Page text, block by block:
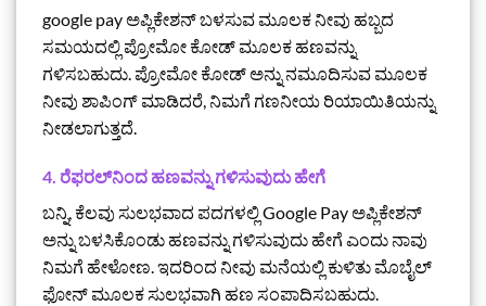
google pay ಅಪ್ಲಿಕೇಶನ್ ಬಳಸುವ ಮೂಲಕ ನೀವು ಹಬ್ಬದ
ಸಮಯದಲ್ಲಿ ಪ್ರೋಮೋ ಕೋಡ್ ಮೂಲಕ ಹಣವನ್ನು
ಗಳಿಸಬಹುದು. ಪ್ರೋಮೋ ಕೋಡ್ ಅನ್ನು ನಮೂದಿಸುವ ಮೂಲಕ
ನೀವು ಶಾಪಿಂಗ್ ಮಾಡಿದರೆ, ನಿಮಗೆ ಗಣನೀಯ ರಿಯಾಯಿತಿಯನ್ನು
ನೀಡಲಾಗುತ್ತದೆ.
4. ರೆಫರಲ್‌ನಿಂದ ಹಣವನ್ನು ಗಳಿಸುವುದು ಹೇಗೆ
ಬನ್ನಿ, ಕೆಲವು ಸುಲಭವಾದ ಪದಗಳಲ್ಲಿ Google Pay ಅಪ್ಲಿಕೇಶನ್
ಅನ್ನು ಬಳಸಿಕೊಂಡು ಹಣವನ್ನು ಗಳಿಸುವುದು ಹೇಗೆ ಎಂದು ನಾವು
ನಿಮಗೆ ಹೇಳೋಣ. ಇದರಿಂದ ನೀವು ಮನೆಯಲ್ಲಿ ಕುಳಿತು ಮೊಬೈಲ್
ಫೋನ್ ಮೂಲಕ ಸುಲಭವಾಗಿ ಹಣ ಸಂಪಾದಿಸಬಹುದು.